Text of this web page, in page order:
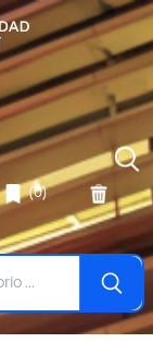
(0)